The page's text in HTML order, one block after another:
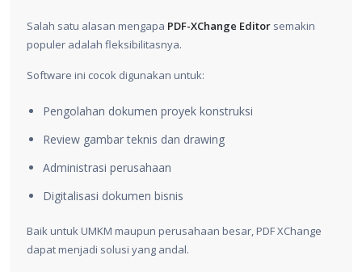
Salah satu alasan mengapa PDF-XChange Editor semakin
populer adalah fleksibilitasnya.
Software ini cocok digunakan untuk:
Pengolahan dokumen proyek konstruksi
Review gambar teknis dan drawing
Administrasi perusahaan
Digitalisasi dokumen bisnis
Baik untuk UMKM maupun perusahaan besar, PDF XChange
dapat menjadi solusi yang andal.